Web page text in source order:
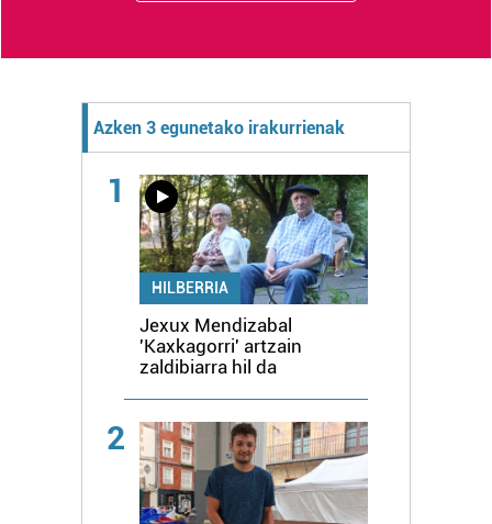
Azken 3 egunetako irakurrienak
1
HILBERRIA
Jexux Mendizabal
'Kaxkagorri' artzain
zaldibiarra hil da
2